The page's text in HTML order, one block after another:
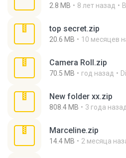
2.8 MB 8 лет назад
top secret.zip
20.6 MB 10 месяцев
Camera Roll.zip
70.5 MB год назад
New folder xx.zip
808.4 MB 3 года назад
Marceline.zip
14.4 MB 2 месяца